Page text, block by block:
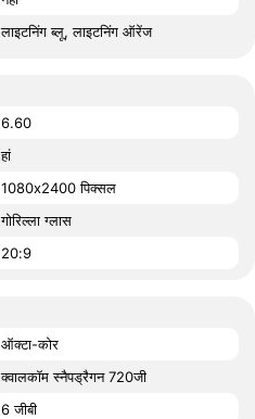
लाइटनिंग ब्लू, लाइटनिंग ऑरेंज
6.60
हां
1080x2400 पिक्सल
गोरिल्ला ग्लास
20:9
ऑक्टा-कोर
क्वालकॉम स्नैपड्रैगन 720जी
6 जीबी